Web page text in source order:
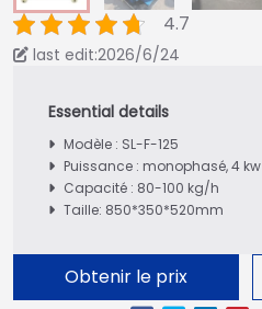
4.7
last edit:2026/6/24
Modèle : SL-F-125
Puissance : monophasé, 4 kw
Capacité : 80-100 kg/h
Taille: 850*350*520mm
Obtenir le prix